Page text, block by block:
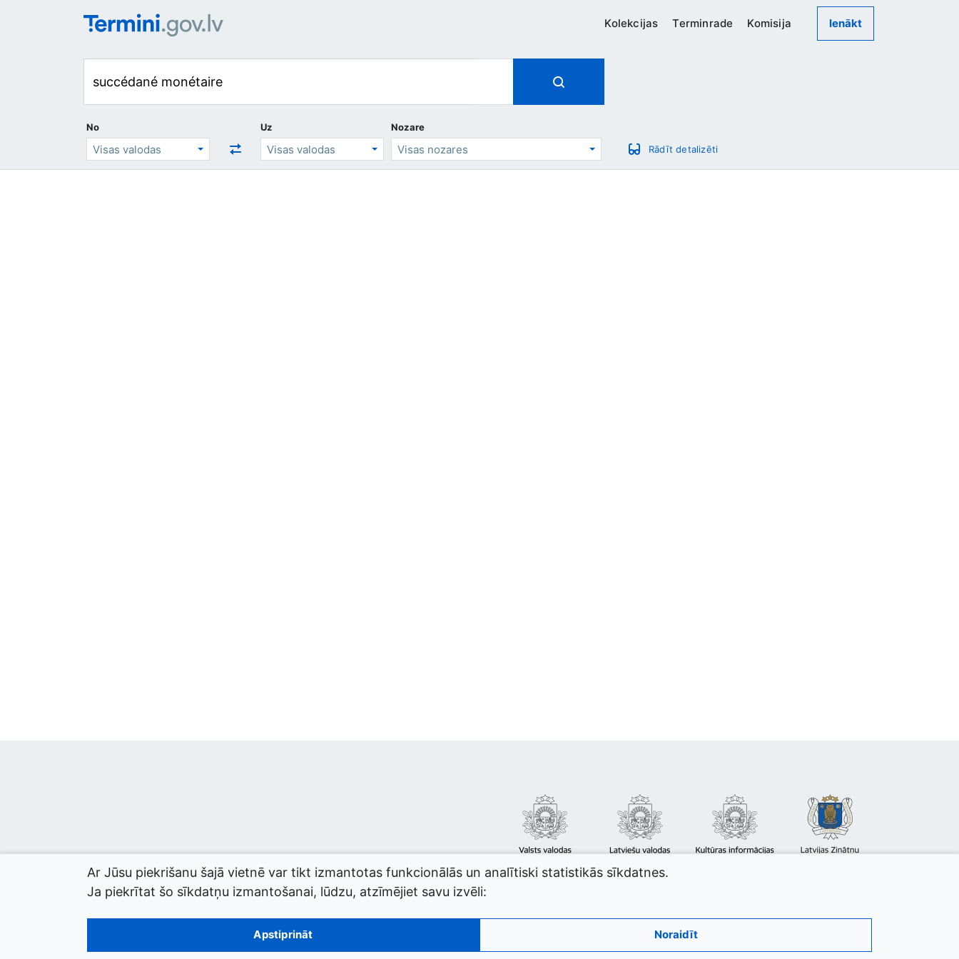
Kolekcijas Terminrade Komisija Ienākt
No Uz
Nozare
Rādīt detalizēti
© 2026 termini.gov.lv. Izstrādātājs:
Ar Jūsu piekrišanu šajā vietnē var tikt izmantotas funkcionālās un analītiski statistikās sīkdatnes.
Ja piekrītat šo sīkdatņu izmantošanai, lūdzu, atzīmējiet savu izvēli:
Apstiprināt Noraidīt